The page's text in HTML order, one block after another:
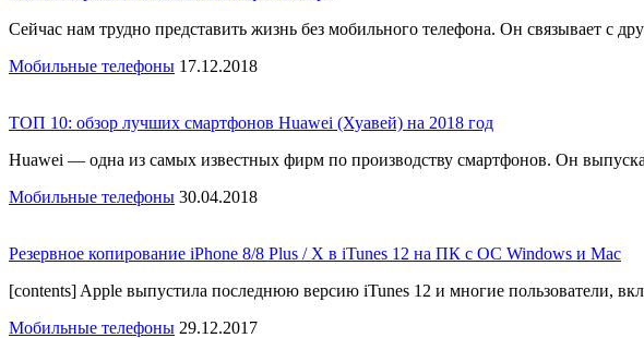
Сейчас нам трудно представить жизнь без мобильного телефона. Он связывает
Мобильные телефоны 17.12.2018
ТОП 10: обзор лучших смартфонов Huawei (Хуавей) на 2018 год
Huawei — одна из самых известных фирм по производству смартфонов. Он
Мобильные телефоны 30.04.2018
Резервное копирование iPhone 8/8 Plus / X в iTunes 12 на ПК с ОС Windows и Mac
[contents] Apple выпустила последнюю версию iTunes 12 и многие пользователи,
Мобильные телефоны 29.12.2017